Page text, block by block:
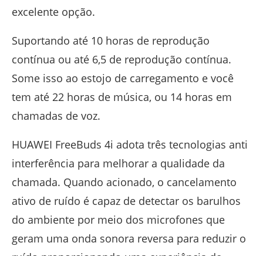
excelente opção.
Suportando até 10 horas de reprodução
contínua ou até 6,5 de reprodução contínua.
Some isso ao estojo de carregamento e você
tem até 22 horas de música, ou 14 horas em
chamadas de voz.
HUAWEI FreeBuds 4i adota três tecnologias anti
interferência para melhorar a qualidade da
chamada. Quando acionado, o cancelamento
ativo de ruído é capaz de detectar os barulhos
do ambiente por meio dos microfones que
geram uma onda sonora reversa para reduzir o